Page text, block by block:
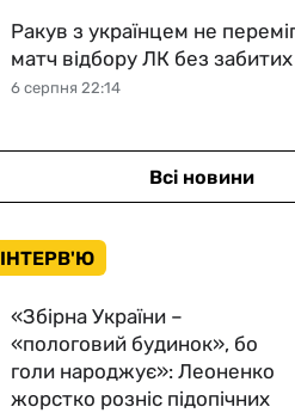
6 серпня 22:14
Ракув з українцем не
матч відбору ЛК без забитих
Всі новини
ІНТЕРВ'Ю
«Збірна України –
«пологовий будинок», бо
голи народжує»: Леоненко
жорстко розніс підопічних